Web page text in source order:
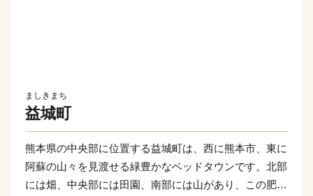
ましきまち
益城町
熊本県の中央部に位置する益城町は、西に熊本市、東に
阿蘇の山々を見渡せる緑豊かなベッドタウンです。北部
には畑、中央部には田園、南部には山があり、この肥沃